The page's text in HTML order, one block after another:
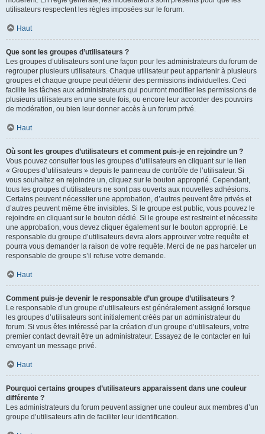
utilisateurs respectent les règles imposées sur le forum.
Haut
Que sont les groupes d’utilisateurs ?
Les groupes d’utilisateurs sont une façon pour les administrateurs du forum de
regrouper plusieurs utilisateurs. Chaque utilisateur peut appartenir à plusieurs
groupes et chaque groupe peut détenir des permissions individuelles. Ceci
facilite les tâches aux administrateurs qui pourront modifier les permissions de
plusieurs utilisateurs en une seule fois, ou encore leur accorder des pouvoirs
de modération, ou bien leur donner accès à un forum privé.
Haut
Où sont les groupes d’utilisateurs et comment puis-je en rejoindre un ?
Vous pouvez consulter tous les groupes d’utilisateurs en cliquant sur le lien
« Groupes d’utilisateurs » depuis le panneau de contrôle de l’utilisateur. Si
vous souhaitez en rejoindre un, cliquez sur le bouton approprié. Cependant,
tous les groupes d’utilisateurs ne sont pas ouverts aux nouvelles adhésions.
Certains peuvent nécessiter une approbation, d’autres peuvent être privés et
d’autres peuvent même être invisibles. Si le groupe est public, vous pouvez le
rejoindre en cliquant sur le bouton dédié. Si le groupe est restreint et nécessite
une approbation, vous devez cliquer également sur le bouton approprié. Le
responsable du groupe d’utilisateurs devra alors approuver votre requête et
pourra vous demander la raison de votre requête. Merci de ne pas harceler un
responsable de groupe s’il refuse votre demande.
Haut
Comment puis-je devenir le responsable d’un groupe d’utilisateurs ?
Le responsable d’un groupe d’utilisateurs est généralement assigné lorsque
les groupes d’utilisateurs sont initialement créés par un administrateur du
forum. Si vous êtes intéressé par la création d’un groupe d’utilisateurs, votre
premier contact devrait être un administrateur. Essayez de le contacter en lui
envoyant un message privé.
Haut
Pourquoi certains groupes d’utilisateurs apparaissent dans une couleur
différente ?
Les administrateurs du forum peuvent assigner une couleur aux membres d’un
groupe d’utilisateurs afin de faciliter leur identification.